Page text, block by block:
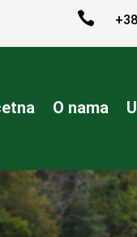

O nama